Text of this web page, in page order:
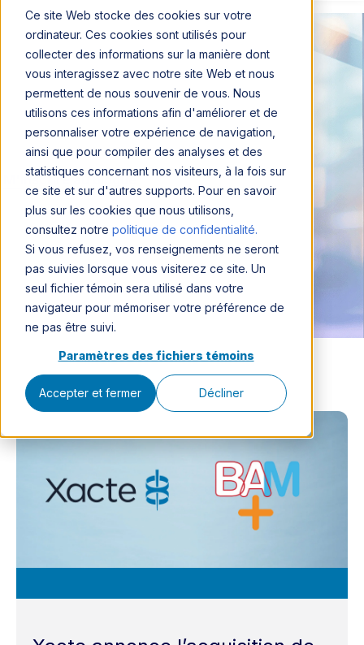
Ce site Web stocke des cookies sur votre
ordinateur. Ces cookies sont utilisés pour
collecter des informations sur la manière dont
vous interagissez avec notre site Web et nous
permettent de nous souvenir de vous. Nous
utilisons ces informations afin d'améliorer et de
personnaliser votre expérience de navigation,
ainsi que pour compiler des analyses et des
statistiques concernant nos visiteurs, à la fois sur
ce site et sur d'autres supports. Pour en savoir
plus sur les cookies que nous utilisons,
consultez notre politique de confidentialité.
Si vous refusez, vos renseignements ne seront
pas suivies lorsque vous visiterez ce site. Un
seul fichier témoin sera utilisé dans votre
navigateur pour mémoriser votre préférence de
ne pas être suivi.
Paramètres des fichiers témoins
Accepter et fermer Décliner
M'inscrire au blogue